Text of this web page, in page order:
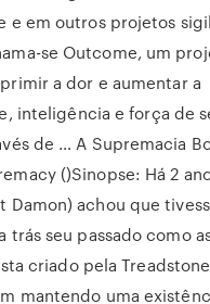
e em outros projetos
se Outcome, um
a dor e aumentar a
inteligência e força de
de … A Supremacia
()Sinopse: Há 2
Damon) achou que
trás seu passado como
criado pela
mantendo uma